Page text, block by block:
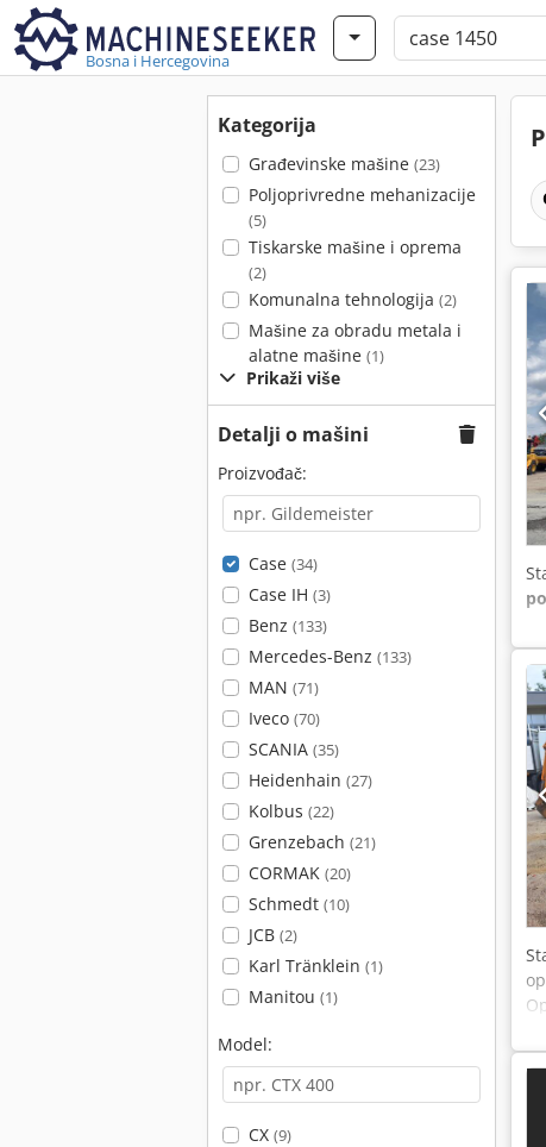
Bosna i Hercegovina
Kategorija
Građevinske mašine (23)
Poljoprivredne mehanizacije
(5)
Tiskarske mašine i oprema
(2)
Komunalna tehnologija (2)
Mašine za obradu metala i
alatne mašine (1)
Prikaži više
Detalji o mašini
Proizvođač:
Case (34)
Case IH (3)
Benz (133)
Mercedes-Benz (133)
MAN (71)
Iveco (70)
SCANIA (35)
Heidenhain (27)
Kolbus (22)
Grenzebach (21)
CORMAK (20)
Schmedt (10)
JCB (2)
Karl Tränklein (1)
Manitou (1)
Model:
CX (9)